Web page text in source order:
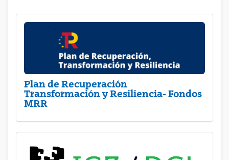
Plan de Recuperación
Transformación y Resiliencia- Fondos
MRR